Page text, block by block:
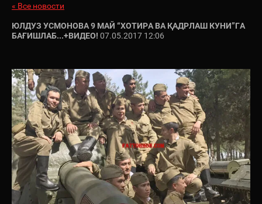
« Все новости
ЮЛДУЗ УСМОНОВА 9 МАЙ “ХОТИРА ВА ҚАДРЛАШ КУНИ”ГА
БАҒИШЛАБ...+ВИДЕО! 07.05.2017 12:06